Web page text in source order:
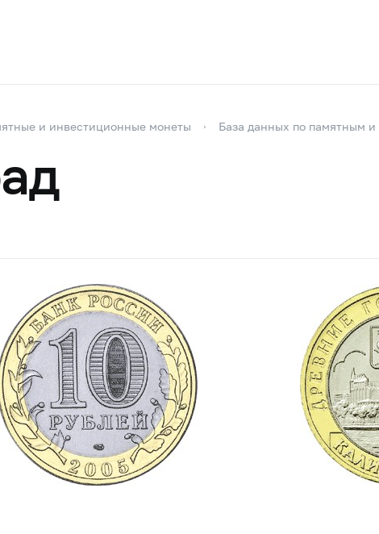
и инвестиционные монеты База данных по памятным